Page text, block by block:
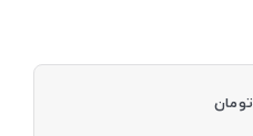
تومان